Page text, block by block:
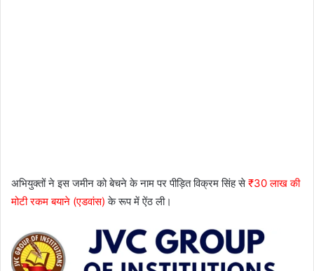
अभियुक्तों ने इस जमीन को बेचने के नाम पर पीड़ित विक्रम सिंह से₹30 लाख की
मोटी रकम बयाने (एडवांस) के रूप में ऐंठ ली।